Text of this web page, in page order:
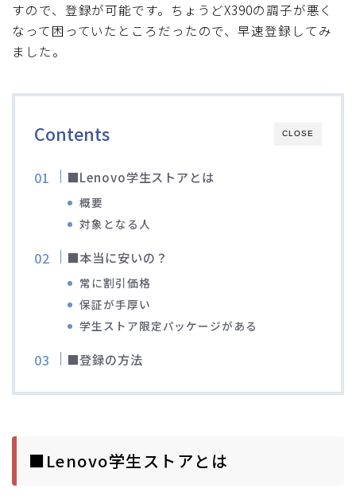
ブルべレポート2025
ブルべレポート2021
ブルベレポート2019
ブルベレポート2018
ブルべレポート2015
すので、登録が可能です。ちょうどX390の調子が悪く
なって困っていたところだったので、早速登録してみ
ました。
CLOSE
Contents
■Lenovo学生ストアとは
概要
対象となる人
■本当に安いの？
常に割引価格
保証が手厚い
学生ストア限定パッケージがある
■登録の方法
■Lenovo学生ストアとは